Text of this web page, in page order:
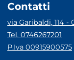
Contatti
via Garibaldi, 114 -
Tel. 0746267201
P.Iva 00915900575